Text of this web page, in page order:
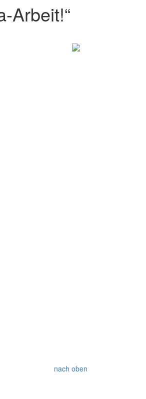
Arbeit!“
nach oben